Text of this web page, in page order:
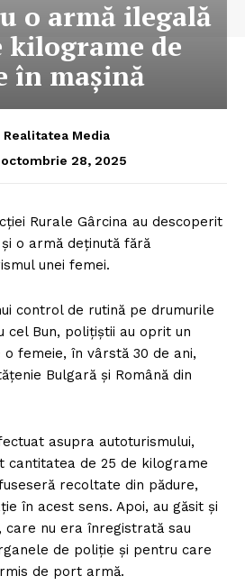
o armă ilegală
kilograme de
în maşină
Realitatea Media
octombrie 28, 2025
Rurale Gârcina au descoperit
o armă deţinută fără
unei femei.
control de rutină pe drumurile
cel Bun, poliţiştii au oprit un
femeie, în vârstă 30 de ani,
Bulgară şi Română din
asupra autoturismului,
cantitatea de 25 de kilograme
recoltate din pădure,
în acest sens. Apoi, au găsit şi
nu era înregistrată sau
de poliţie şi pentru care
de port armă.